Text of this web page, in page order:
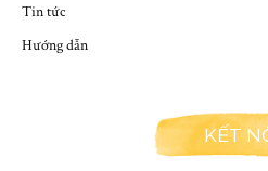
Tin tức
Hướng dẫn
KẾT